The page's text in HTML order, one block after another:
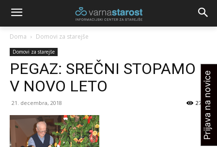
Doma Domovi za starejše
Domovi za starejše
PEGAZ: SREČNI STOPAMO
V NOVO LETO
21. decembra, 2018 2734Prijava na novice